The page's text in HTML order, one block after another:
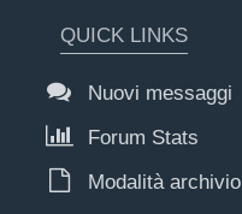
QUICK LINKS
Nuovi messaggi
Forum Stats
Modalità archivio